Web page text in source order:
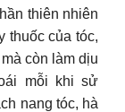
thiên nhiên
thuốc của tóc,
còn làm dịu
mỗi khi sử
nang tóc, hà